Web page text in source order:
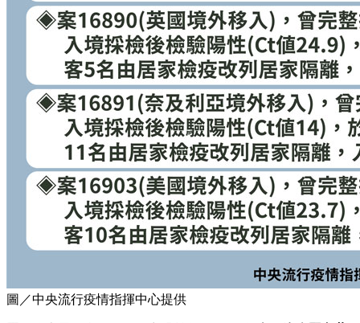
圖／中央流行疫情指揮中心提供